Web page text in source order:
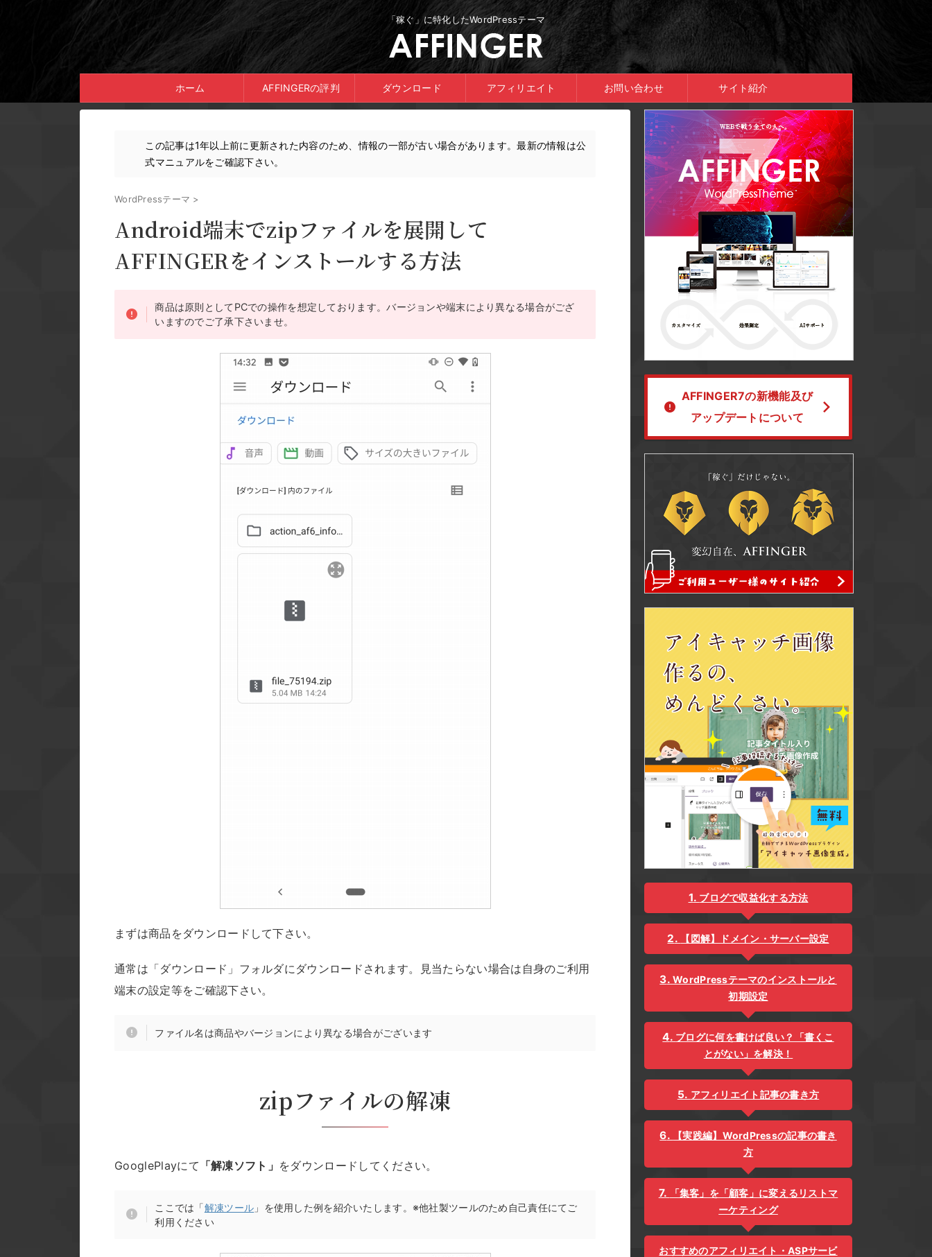
「稼ぐ」に特化したWordPressテーマ
ホーム AFFINGERの評判 ダウンロード アフィリエイト お問い合わせ サイト紹介
この記事は1年以上前に更新された内容のため、情報の一部が古い場合があります。最新の情報は公
式マニュアルをご確認下さい。
WordPressテーマ >
Android端末でzipファイルを展開して
AFFINGERをインストールする方法
商品は原則としてPCでの操作を想定しております。バージョンや端末により異なる場合がござ
いますのでご了承下さいませ。
まずは商品をダウンロードして下さい。
通常は「ダウンロード」フォルダにダウンロードされます。見当たらない場合は自身のご利用
端末の設定等をご確認下さい。
ファイル名は商品やバージョンにより異なる場合がございます
zipファイルの解凍
GooglePlayにて 「解凍ソフト」 をダウンロードしてください。
ここでは「解凍ツール 」を使用した例を紹介いたします。※他社製ツールのため自己責任にてご
利用ください
AFFINGER7の新機能及び
アップデートについて
ブログで収益化する方法
【図解】ドメイン・サーバー設定
WordPressテーマのインストールと
初期設定
ブログに何を書けば良い？「書くこ
とがない」を解決！
アフィリエイト記事の書き方
【実践編】WordPressの記事の書き
方
「集客」を「顧客」に変えるリストマ
ーケティング
おすすめのアフィリエイト・ASPサービ